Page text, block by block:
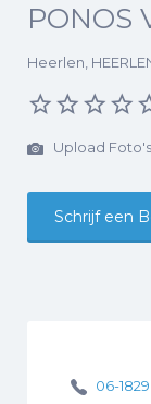
PONOS
Heerlen,
Upload Foto's
Schrijf een
06-